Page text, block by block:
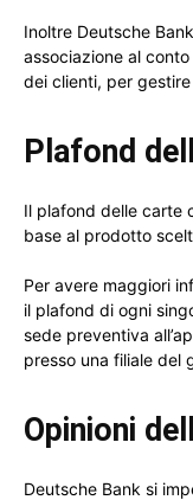
Inoltre Deutsche
associazione al
dei clienti, per
Plafond
Il plafond delle carte
base al prodotto
Per avere maggiori
il plafond di ogni
sede preventiva
presso una filiale del
Opinioni
Deutsche Bank si